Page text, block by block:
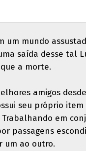
um mundo
saída desse tal
a morte.
amigos
seu próprio item
em
passagens
um ao outro.